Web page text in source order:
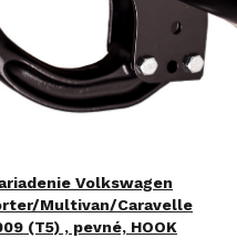
Volkswagen
Multivan/Caravelle
(T5) , pevné, HOOK